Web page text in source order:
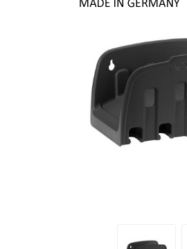
Arkema Ars
Erba